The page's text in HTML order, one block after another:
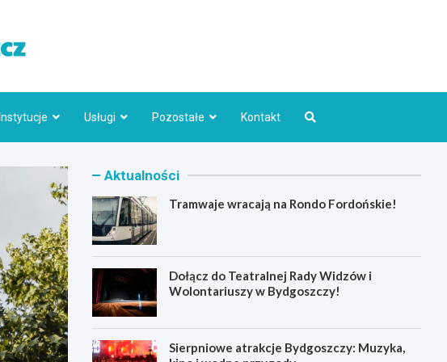
Instytucje Usługi Pozostałe Kontakt
Aktualności
Tramwaje wracają na Rondo Fordońskie!
Dołącz do Teatralnej Rady Widzów i
Wolontariuszy w Bydgoszczy!
Sierpniowe atrakcje Bydgoszczy: Muzyka,